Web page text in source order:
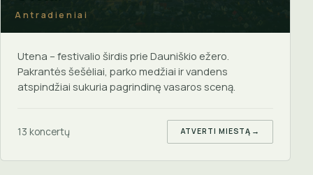
Antradieniai
Utena – festivalio širdis prie Dauniškio ežero.
Pakrantės šešėliai, parko medžiai ir vandens
atspindžiai sukuria pagrindinę vasaros sceną.
13 koncertų ATVERTI MIESTĄ →